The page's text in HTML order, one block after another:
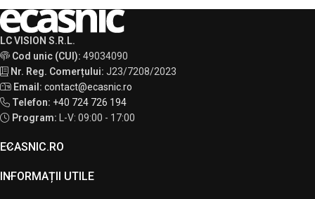
LC VISION S.R.L.
Cod unic (CUI): 49034090
Nr. Reg. Comerțului: J23/7208/2023
Email: contact@ecasnic.ro
Telefon: +40 724 726 194
Program:
L-V: 09:00 - 17:00
ECASNIC.RO
INFORMAȚII UTILE